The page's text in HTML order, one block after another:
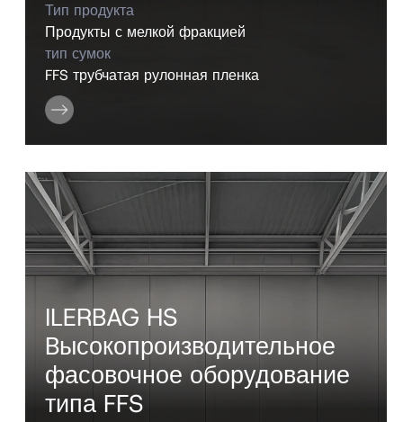
Тип продукта
Продукты с мелкой фракцией
тип сумок
FFS трубчатая рулонная пленка
ILERBAG HS
Bысокопроизводительное
фасовочное оборудование
типа FFS